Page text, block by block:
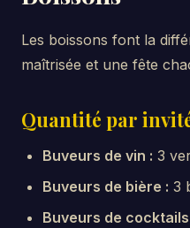
Les boissons font la
maîtrisée et une fête
Quantité par
Buveurs de vin : 3
Buveurs de bière : 3
Buveurs de cocktails